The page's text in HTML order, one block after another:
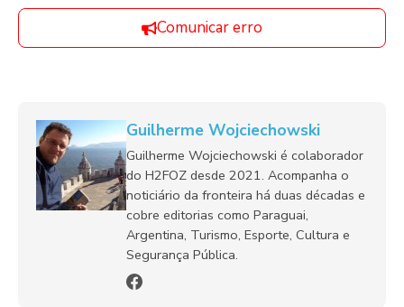
Comunicar erro
Guilherme Wojciechowski
Guilherme Wojciechowski é colaborador
do H2FOZ desde 2021. Acompanha o
noticiário da fronteira há duas décadas e
cobre editorias como Paraguai,
Argentina, Turismo, Esporte, Cultura e
Segurança Pública.